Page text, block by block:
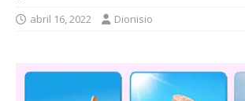
abril 16, 2022 Dionisio